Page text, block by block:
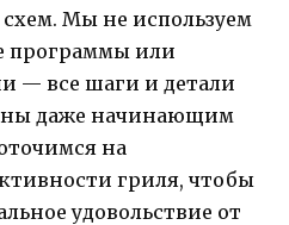
Мы не используем
программы или
— все шаги и детали
даже начинающим
на
гриля, чтобы
удовольствие от